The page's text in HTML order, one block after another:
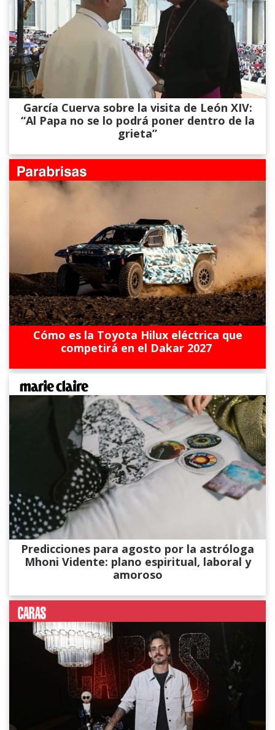
García Cuerva sobre la visita de León XIV:
“Al Papa no se lo podrá poner dentro de la
grieta”
Cómo es la Toyota Hilux eléctrica que
competirá en el Dakar 2027
Predicciones para agosto por la astróloga
Mhoni Vidente: plano espiritual, laboral y
amoroso